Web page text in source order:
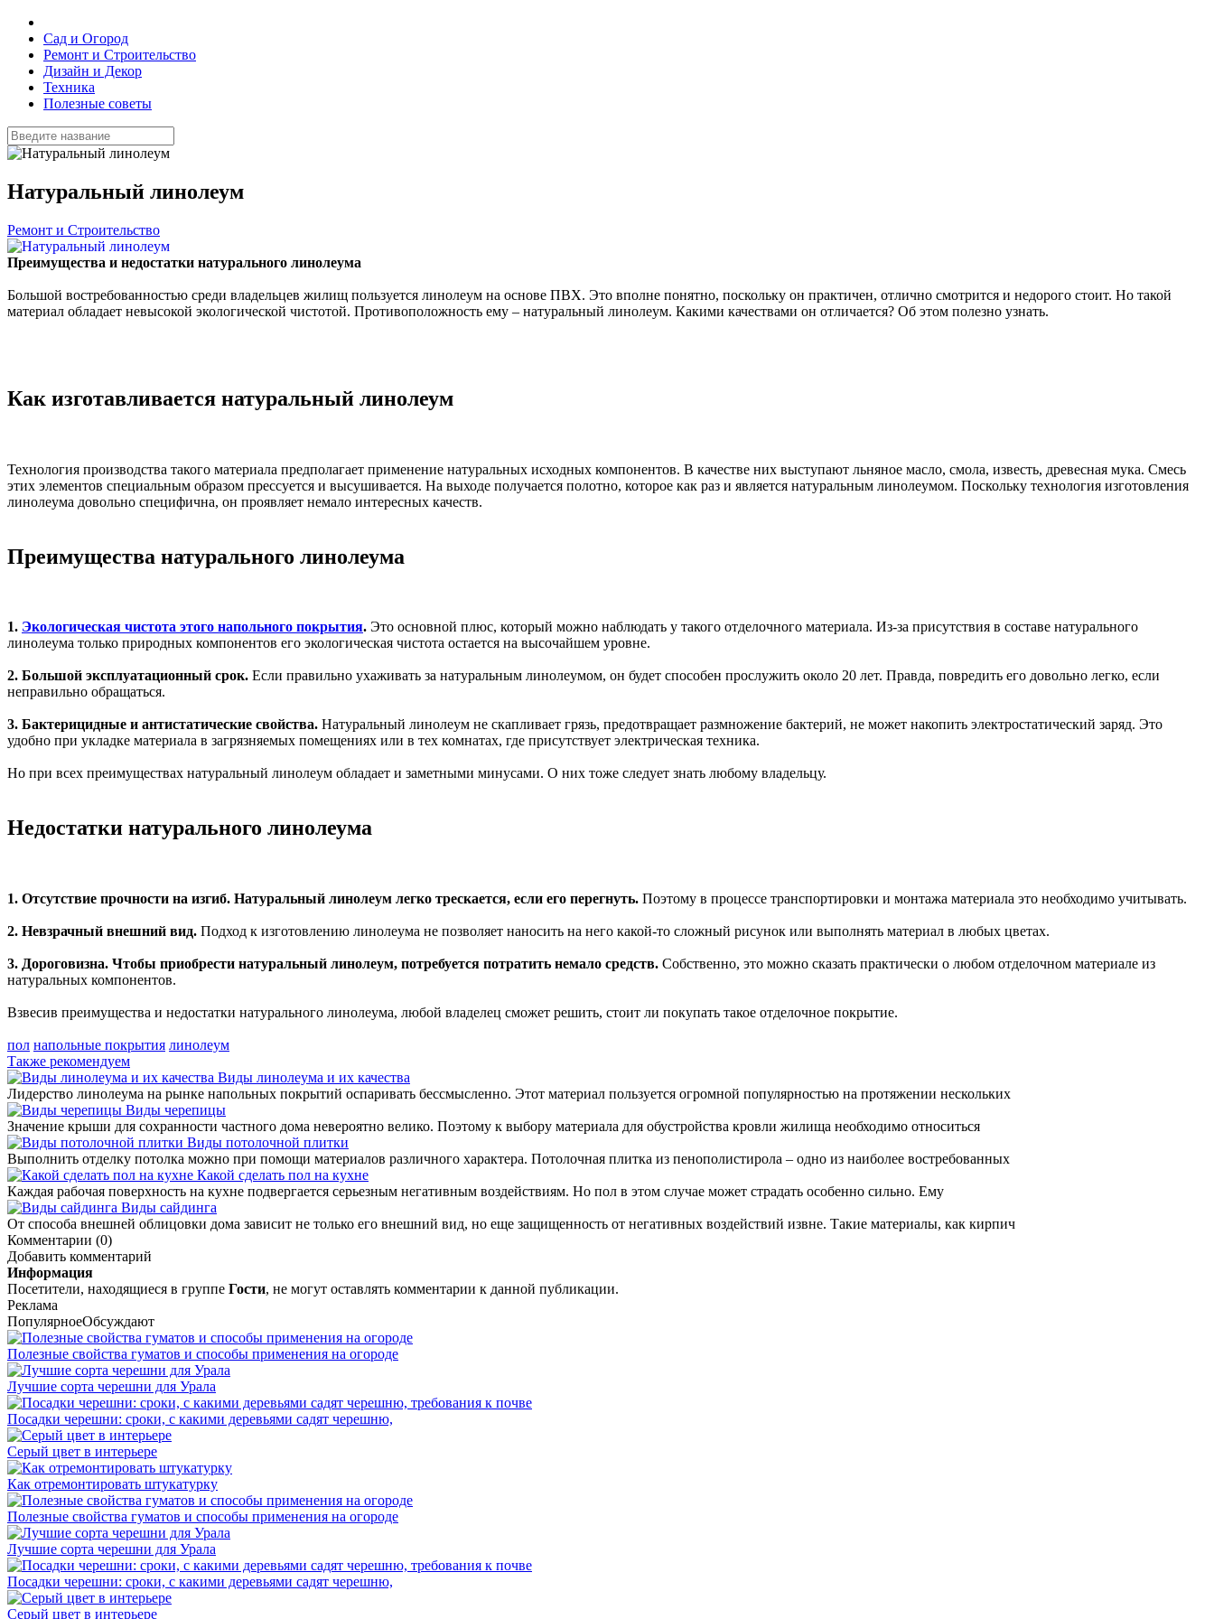
Сад и Огород
Ремонт и Строительство
Дизайн и Декор
Техника
Полезные советы
Натуральный линолеум
Ремонт и Строительство
Преимущества и недостатки натурального линолеума
Большой востребованностью среди владельцев жилищ пользуется линолеум на основе ПВХ. Это вполне понятно, поскольку он практичен, отлично смотрится и недорого стоит. Но такой
материал обладает невысокой экологической чистотой. Противоположность ему – натуральный линолеум. Какими качествами он отличается? Об этом полезно узнать.
Как изготавливается натуральный линолеум
Технология производства такого материала предполагает применение натуральных исходных компонентов. В качестве них выступают льняное масло, смола, известь, древесная мука. Смесь
этих элементов специальным образом прессуется и высушивается. На выходе получается полотно, которое как раз и является натуральным линолеумом. Поскольку технология изготовления
линолеума довольно специфична, он проявляет немало интересных качеств.
Преимущества натурального линолеума
1. Экологическая чистота этого напольного покрытия. Это основной плюс, который можно наблюдать у такого отделочного материала. Из-за присутствия в составе натурального
линолеума только природных компонентов его экологическая чистота остается на высочайшем уровне.
2. Большой эксплуатационный срок. Если правильно ухаживать за натуральным линолеумом, он будет способен прослужить около 20 лет. Правда, повредить его довольно легко, если
неправильно обращаться.
3. Бактерицидные и антистатические свойства. Натуральный линолеум не скапливает грязь, предотвращает размножение бактерий, не может накопить электростатический заряд. Это
удобно при укладке материала в загрязняемых помещениях или в тех комнатах, где присутствует электрическая техника.
Но при всех преимуществах натуральный линолеум обладает и заметными минусами. О них тоже следует знать любому владельцу.
Недостатки натурального линолеума
1. Отсутствие прочности на изгиб. Натуральный линолеум легко трескается, если его перегнуть. Поэтому в процессе транспортировки и монтажа материала это необходимо учитывать.
2. Невзрачный внешний вид. Подход к изготовлению линолеума не позволяет наносить на него какой-то сложный рисунок или выполнять материал в любых цветах.
3. Дороговизна. Чтобы приобрести натуральный линолеум, потребуется потратить немало средств. Собственно, это можно сказать практически о любом отделочном материале из
натуральных компонентов.
Взвесив преимущества и недостатки натурального линолеума, любой владелец сможет решить, стоит ли покупать такое отделочное покрытие.
пол напольные покрытия линолеум
Также рекомендуем
Виды линолеума и их качества
Лидерство линолеума на рынке напольных покрытий оспаривать бессмысленно. Этот материал пользуется огромной популярностью на протяжении нескольких
Виды черепицы
Значение крыши для сохранности частного дома невероятно велико. Поэтому к выбору материала для обустройства кровли жилища необходимо относиться
Виды потолочной плитки
Выполнить отделку потолка можно при помощи материалов различного характера. Потолочная плитка из пенополистирола – одно из наиболее востребованных
Какой сделать пол на кухне
Каждая рабочая поверхность на кухне подвергается серьезным негативным воздействиям. Но пол в этом случае может страдать особенно сильно. Ему
Виды сайдинга
От способа внешней облицовки дома зависит не только его внешний вид, но еще защищенность от негативных воздействий извне. Такие материалы, как кирпич
Комментарии (0)
Добавить комментарий
Информация
Посетители, находящиеся в группе Гости, не могут оставлять комментарии к данной публикации.
Реклама
ПопулярноеОбсуждают
Полезные свойства гуматов и способы применения на огороде
Лучшие сорта черешни для Урала
Посадки черешни: сроки, с какими деревьями садят черешню,
Серый цвет в интерьере
Как отремонтировать штукатурку
Полезные свойства гуматов и способы применения на огороде
Лучшие сорта черешни для Урала
Посадки черешни: сроки, с какими деревьями садят черешню,
Серый цвет в интерьере